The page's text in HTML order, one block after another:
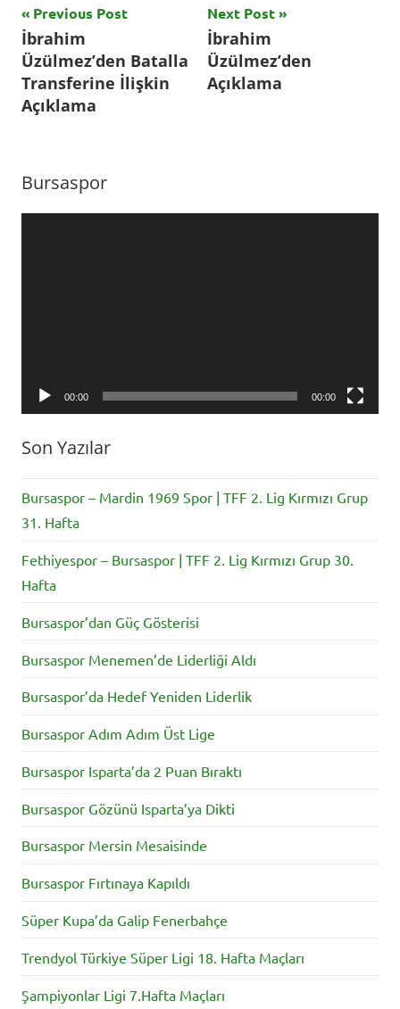
Tagged
with
Bursaspor,
Murat
Sözkesen,
Lig
Yazı
gezinmesi
Previous Post
İbrahim
Üzülmez’den Batalla
Transferine İlişkin
Açıklama
Next Post
İbrahim
Üzülmez’den
Açıklama
Bursaspor
00:00 00:00
Son Yazılar
Bursaspor – Mardin 1969 Spor | TFF 2. Lig Kırmızı Grup
31. Hafta
Fethiyespor – Bursaspor | TFF 2. Lig Kırmızı Grup 30.
Hafta
Bursaspor’dan Güç Gösterisi
Bursaspor Menemen’de Liderliği Aldı
Bursaspor’da Hedef Yeniden Liderlik
Bursaspor Adım Adım Üst Lige
Bursaspor Isparta’da 2 Puan Bıraktı
Bursaspor Gözünü Isparta’ya Dikti
Bursaspor Mersin Mesaisinde
Bursaspor Fırtınaya Kapıldı
Süper Kupa’da Galip Fenerbahçe
Trendyol Türkiye Süper Ligi 18. Hafta Maçları
Şampiyonlar Ligi 7.Hafta Maçları